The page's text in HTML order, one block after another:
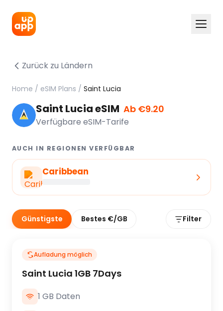
Zurück zu Ländern
Home / eSIM Plans / Saint Lucia
Saint Lucia eSIM Ab €9.20
Verfügbare eSIM-Tarife
AUCH IN REGIONEN VERFÜGBAR
Caribbean
Günstigste Bestes €/GB Filter
Aufladung möglich
Saint Lucia 1GB 7Days
1 GB Daten